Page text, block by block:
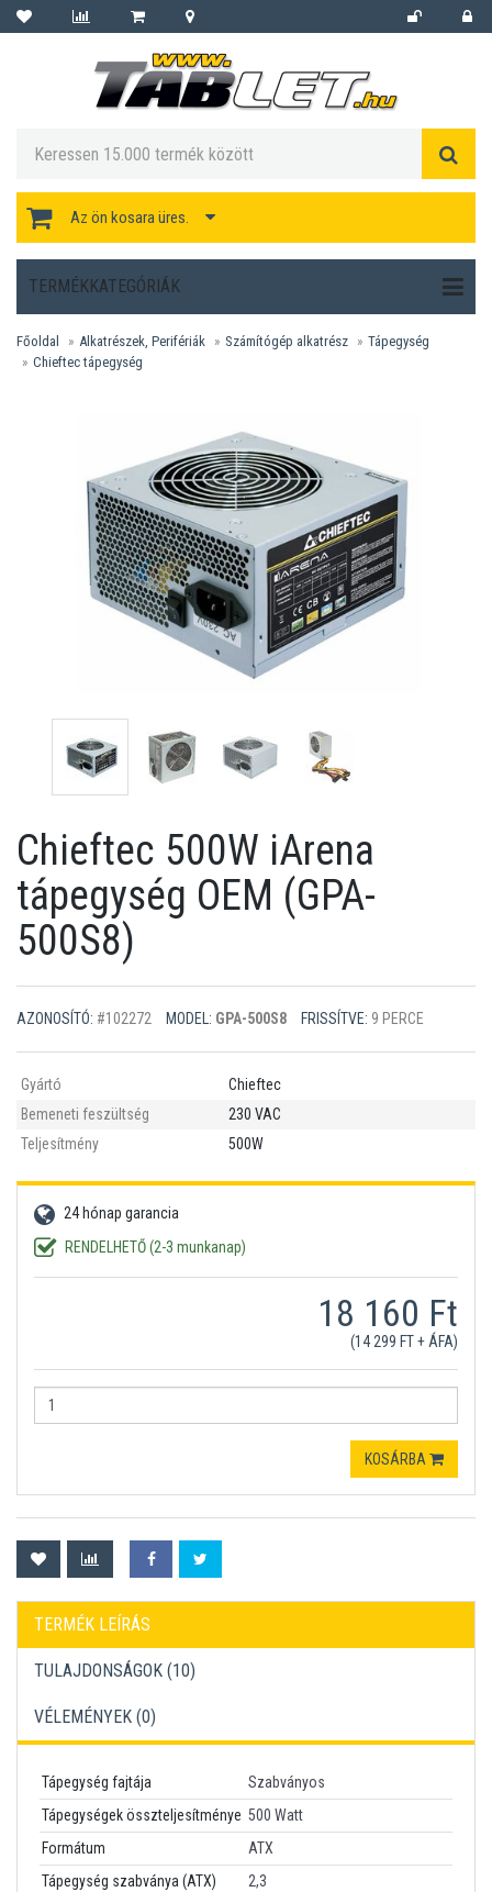
Az ön kosara üres.
TERMÉKKATEGÓRIÁK
Főoldal Alkatrészek, Perifériák Számítógép alkatrész
Tápegység
Chieftec tápegység
Chieftec 500W iArena
tápegység OEM (GPA-
500S8)
AZONOSÍTÓ: #102272 MODEL: GPA-500S8 FRISSÍTVE: 9 PERCE
Gyártó
Chieftec
Bemeneti feszültség
230 VAC
Teljesítmény
500W
24 hónap garancia
RENDELHETŐ (2-3 munkanap)
18 160 Ft
(14 299 FT + ÁFA)
KOSÁRBA
TERMÉK LEÍRÁS
TULAJDONSÁGOK (10)
VÉLEMÉNYEK (0)
Tápegység fajtája
Szabványos
Tápegységek összteljesítménye 500 Watt
Formátum
ATX
Tápegység szabványa (ATX)
2,3